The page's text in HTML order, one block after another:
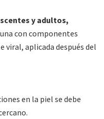
y adultos,
con componentes
aplicada después del
en la piel se debe